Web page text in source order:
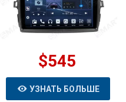
$545
УЗНАТЬ БОЛЬШЕ